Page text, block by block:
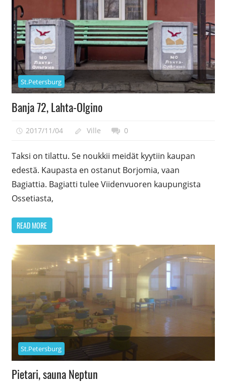
St.Petersburg
Banja 72, Lahta-Olgino
2017/11/04 Ville 0
Taksi on tilattu. Se noukkii meidät kyytiin kaupan
edestä. Kaupasta en ostanut Borjomia, vaan
Bagiattia. Bagiatti tulee Viidenvuoren kaupungista
Ossetiasta,
READ MORE
St.Petersburg
Pietari, sauna Neptun